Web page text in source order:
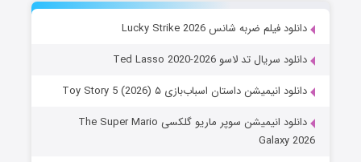
دانلود فیلم ضربه شانس Lucky Strike 2026
دانلود سریال تد لاسو Ted Lasso 2020-2026
دانلود انیمیشن داستان اسباب‌بازی ۵ Toy Story 5 (2026)
دانلود انیمیشن سوپر ماریو گلکسی The Super Mario
Galaxy 2026